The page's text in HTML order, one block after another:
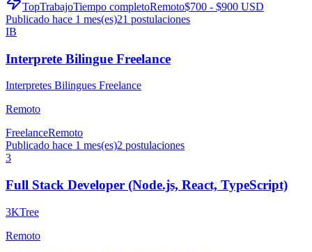
TopTrabajoTiempo completoRemoto$700 - $900 USD
Publicado hace 1 mes(es)21 postulaciones
IB
Interprete Bilingue Freelance
Interpretes Bilingues Freelance
Remoto
FreelanceRemoto
Publicado hace 1 mes(es)2 postulaciones
3
Full Stack Developer (Node.js, React, TypeScript)
3KTree
Remoto